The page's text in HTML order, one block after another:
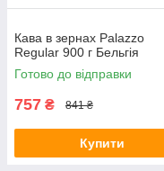
Кава в зернах Palazzo
Regular 900 г Бельгія
Готово до відправки
757 ₴ 841 ₴
Купити